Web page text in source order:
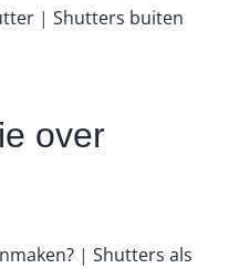
| Shutters buiten
over
| Shutters als